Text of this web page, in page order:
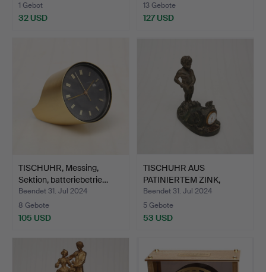
1 Gebot
32 USD
13 Gebote
127 USD
TISCHUHR, Messing,
Sektion, batteriebetrie…
Beendet 31. Jul 2024
8 Gebote
105 USD
TISCHUHR AUS
PATINIERTEM ZINK,
Manneke-Pis…
Beendet 31. Jul 2024
5 Gebote
53 USD